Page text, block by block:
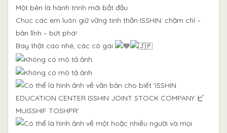
Một bên là hành trình mới bắt đầu
Chúc các em luôn giữ vững tinh thần ISSHIN: chăm chỉ –
bản lĩnh – bứt phá!
Bay thật cao nhé, các cô gái